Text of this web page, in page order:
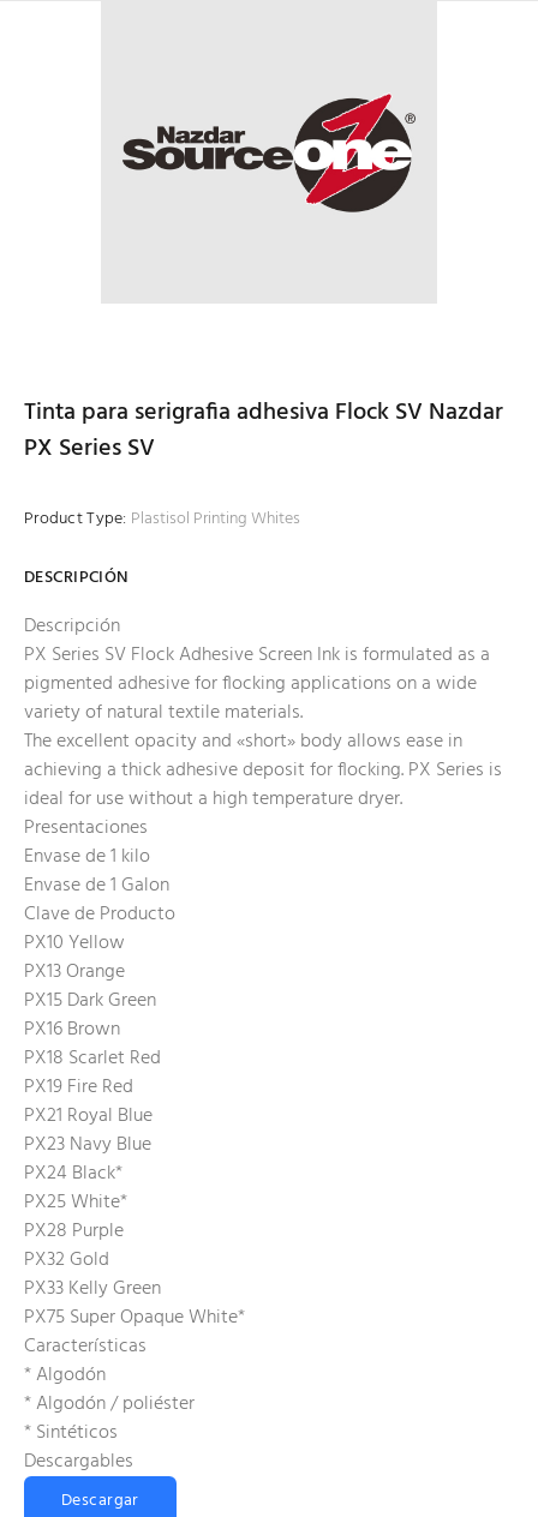
Tinta para serigrafia adhesiva Flock SV Nazdar
PX Series SV
Product Type: Plastisol Printing Whites
DESCRIPCIÓN
Descripción
PX Series SV Flock Adhesive Screen Ink is formulated as a
pigmented adhesive for flocking applications on a wide
variety of natural textile materials.
The excellent opacity and «short» body allows ease in
achieving a thick adhesive deposit for flocking. PX Series is
ideal for use without a high temperature dryer.
Presentaciones
Envase de 1 kilo
Envase de 1 Galon
Clave de Producto
PX10 Yellow
PX13 Orange
PX15 Dark Green
PX16 Brown
PX18 Scarlet Red
PX19 Fire Red
PX21 Royal Blue
PX23 Navy Blue
PX24 Black*
PX25 White*
PX28 Purple
PX32 Gold
PX33 Kelly Green
PX75 Super Opaque White*
Características
* Algodón
* Algodón / poliéster
* Sintéticos
Descargables
Descargar